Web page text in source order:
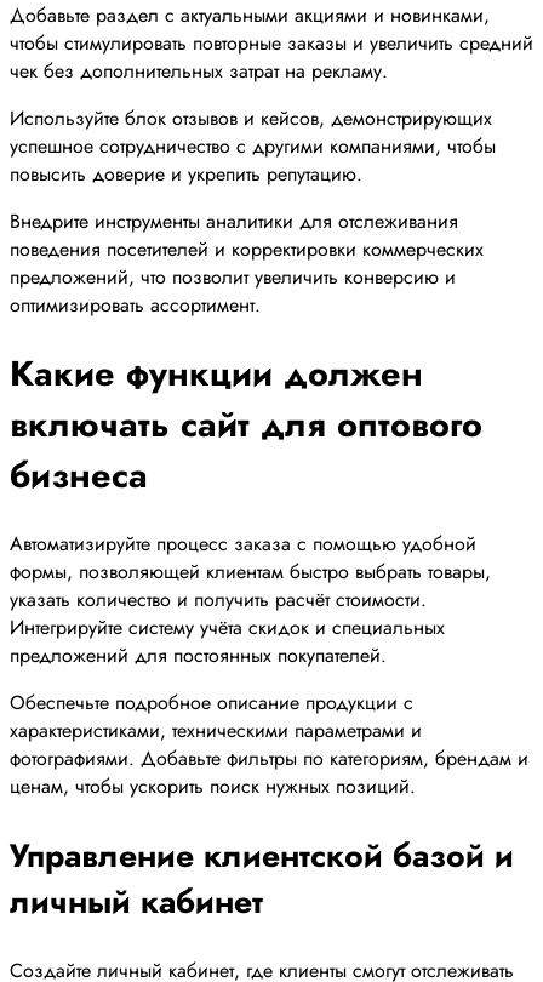
Добавьте раздел с актуальными акциями и новинками,
чтобы стимулировать повторные заказы и увеличить средний
чек без дополнительных затрат на рекламу.
Используйте блок отзывов и кейсов, демонстрирующих
успешное сотрудничество с другими компаниями, чтобы
повысить доверие и укрепить репутацию.
Внедрите инструменты аналитики для отслеживания
поведения посетителей и корректировки коммерческих
предложений, что позволит увеличить конверсию и
оптимизировать ассортимент.
Какие функции должен
включать сайт для оптового
бизнеса
Автоматизируйте процесс заказа с помощью удобной
формы, позволяющей клиентам быстро выбрать товары,
указать количество и получить расчёт стоимости.
Интегрируйте систему учёта скидок и специальных
предложений для постоянных покупателей.
Обеспечьте подробное описание продукции с
характеристиками, техническими параметрами и
фотографиями. Добавьте фильтры по категориям, брендам и
ценам, чтобы ускорить поиск нужных позиций.
Управление клиентской базой и
личный кабинет
Создайте личный кабинет, где клиенты смогут отслеживать